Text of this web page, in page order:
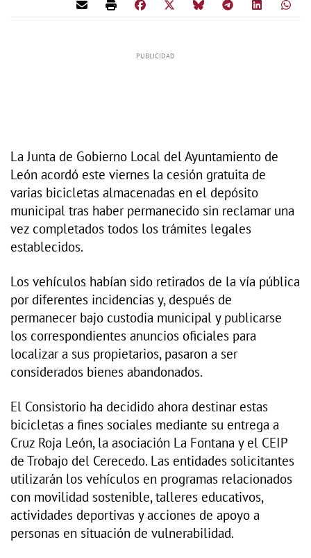
La Junta de Gobierno Local del Ayuntamiento de
León acordó este viernes la cesión gratuita de
varias bicicletas almacenadas en el depósito
municipal tras haber permanecido sin reclamar una
vez completados todos los trámites legales
establecidos.
Los vehículos habían sido retirados de la vía pública
por diferentes incidencias y, después de
permanecer bajo custodia municipal y publicarse
los correspondientes anuncios oficiales para
localizar a sus propietarios, pasaron a ser
considerados bienes abandonados.
El Consistorio ha decidido ahora destinar estas
bicicletas a fines sociales mediante su entrega a
Cruz Roja León, la asociación La Fontana y el CEIP
de Trobajo del Cerecedo. Las entidades solicitantes
utilizarán los vehículos en programas relacionados
con movilidad sostenible, talleres educativos,
actividades deportivas y acciones de apoyo a
personas en situación de vulnerabilidad.